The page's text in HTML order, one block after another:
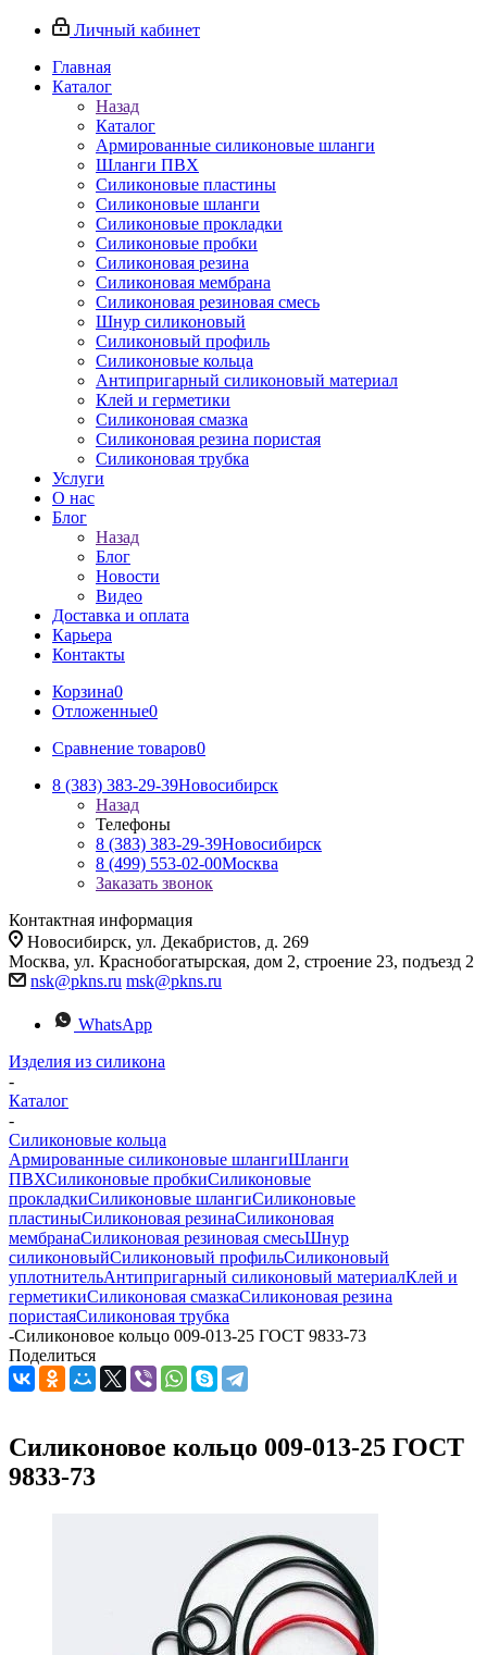
Личный кабинет
Главная
Каталог
Назад
Каталог
Армированные силиконовые шланги
Шланги ПВХ
Силиконовые пластины
Силиконовые шланги
Силиконовые прокладки
Силиконовые пробки
Силиконовая резина
Силиконовая мембрана
Силиконовая резиновая смесь
Шнур силиконовый
Силиконовый профиль
Силиконовые кольца
Антипригарный силиконовый материал
Клей и герметики
Силиконовая смазка
Силиконовая резина пористая
Силиконовая трубка
Услуги
О нас
Блог
Назад
Блог
Новости
Видео
Доставка и оплата
Карьера
Контакты
Корзина0
Отложенные0
Сравнение товаров0
8 (383) 383-29-39Новосибирск
Назад
Телефоны
8 (383) 383-29-39Новосибирск
8 (499) 553-02-00Москва
Заказать звонок
Контактная информация
Новосибирск, ул. Декабристов, д. 269
Москва, ул. Краснобогатырская, дом 2, строение 23, подъезд 2
nsk@pkns.ru msk@pkns.ru
WhatsApp
Изделия из силикона
-
Каталог
-
Силиконовые кольца
Армированные силиконовые шлангиШланги
ПВХСиликоновые пробкиСиликоновые
прокладкиСиликоновые шлангиСиликоновые
пластиныСиликоновая резинаСиликоновая
мембранаСиликоновая резиновая смесьШнур
силиконовыйСиликоновый профильСиликоновый
уплотнительАнтипригарный силиконовый материалКлей и
герметикиСиликоновая смазкаСиликоновая резина
пористаяСиликоновая трубка
-Силиконовое кольцо 009-013-25 ГОСТ 9833-73
Поделиться
Силиконовое кольцо 009-013-25 ГОСТ
9833-73